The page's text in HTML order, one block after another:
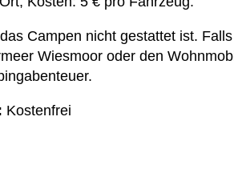
Campen nicht gestattet ist.
Wiesmoor oder den
Kostenfrei